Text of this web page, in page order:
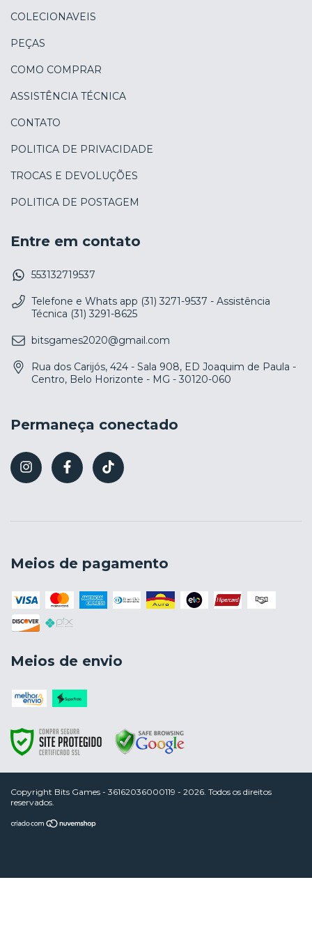
COLECIONAVEIS
PEÇAS
COMO COMPRAR
ASSISTÊNCIA TÉCNICA
CONTATO
POLITICA DE PRIVACIDADE
TROCAS E DEVOLUÇÕES
POLITICA DE POSTAGEM
Entre em contato
553132719537
Telefone e Whats app (31) 3271-9537 - Assistência
Técnica (31) 3291-8625
bitsgames2020@gmail.com
Rua dos Carijós, 424 - Sala 908, ED Joaquim de Paula -
Centro, Belo Horizonte - MG - 30120-060
Permaneça conectado
Meios de pagamento
Meios de envio
Copyright Bits Games - 36162036000119 - 2026. Todos os direitos
reservados.